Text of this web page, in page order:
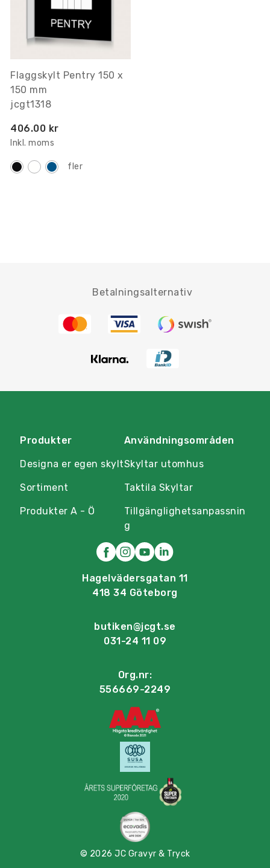
Flaggskylt Pentry 150 x
150 mm
jcgt1318
406.00 kr
Inkl. moms
fler
Betalningsalternativ
Produkter
Designa er egen skylt
Sortiment
Produkter A - Ö
Användningsområden
Skyltar utomhus
Taktila Skyltar
Tillgänglighetsanpassnin
g
Hagelvädersgatan 11
418 34 Göteborg
butiken@jcgt.se
031-24 11 09
Org.nr:
556669-2249
© 2026 JC Gravyr & Tryck